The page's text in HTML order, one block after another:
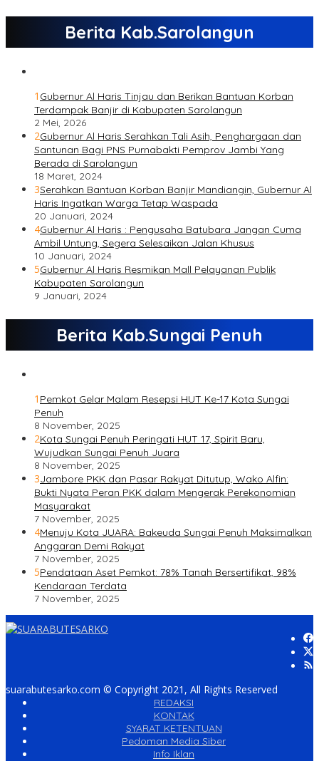
Berita Kab.Sarolangun
1 Gubernur Al Haris Tinjau dan Berikan Bantuan Korban
Terdampak Banjir di Kabupaten Sarolangun
2 Mei, 2026
2Gubernur Al Haris Serahkan Tali Asih, Penghargaan dan
Santunan Bagi PNS Purnabakti Pemprov Jambi Yang
Berada di Sarolangun
18 Maret, 2024
3Serahkan Bantuan Korban Banjir Mandiangin, Gubernur Al
Haris Ingatkan Warga Tetap Waspada
20 Januari, 2024
4Gubernur Al Haris : Pengusaha Batubara Jangan Cuma
Ambil Untung, Segera Selesaikan Jalan Khusus
10 Januari, 2024
5Gubernur Al Haris Resmikan Mall Pelayanan Publik
Kabupaten Sarolangun
9 Januari, 2024
Berita Kab.Sungai Penuh
1 Pemkot Gelar Malam Resepsi HUT Ke-17 Kota Sungai
Penuh
8 November, 2025
2Kota Sungai Penuh Peringati HUT 17, Spirit Baru,
Wujudkan Sungai Penuh Juara
8 November, 2025
3Jambore PKK dan Pasar Rakyat Ditutup, Wako Alfin:
Bukti Nyata Peran PKK dalam Mengerak Perekonomian
Masyarakat
7 November, 2025
4Menuju Kota JUARA: Bakeuda Sungai Penuh Maksimalkan
Anggaran Demi Rakyat
7 November, 2025
5Pendataan Aset Pemkot: 78% Tanah Bersertifikat, 98%
Kendaraan Terdata
7 November, 2025
suarabutesarko.com © Copyright 2021, All Rights Reserved
REDAKSI
KONTAK
SYARAT KETENTUAN
Pedoman Media Siber
Info Iklan